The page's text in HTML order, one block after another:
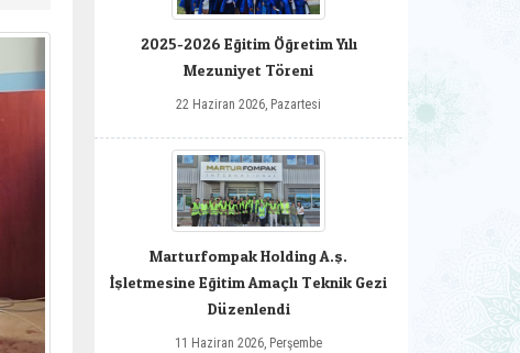
2025-2026 Eğitim Öğretim Yılı
Mezuniyet Töreni
22 Haziran 2026, Pazartesi
Marturfompak Holding A.ş.
İşletmesine Eğitim Amaçlı Teknik Gezi
Düzenlendi
11 Haziran 2026, Perşembe